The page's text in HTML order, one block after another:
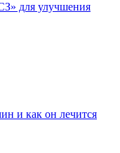
для улучшения
и как он лечится